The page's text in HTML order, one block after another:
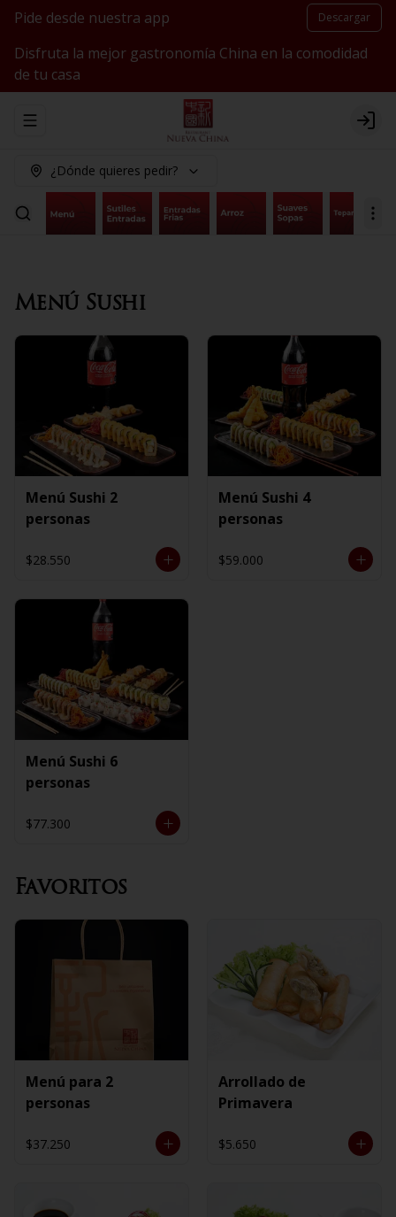
Pide desde nuestra app Descargar
Disfruta la mejor gastronomía China en la comodidad
de tu casa
Abrir menu de navegación Login
¿Dónde quieres pedir?
Menú Sushi
Menú Sushi 2
personas
$28.550
Menú Sushi 4
personas
$59.000
Menú Sushi 6
personas
$77.300
Favoritos
Menú para 2
personas
$37.250
Arrollado de
Primavera
$5.650